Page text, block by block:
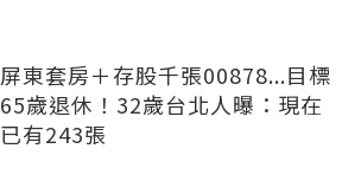
屏東套房＋存股千張00878...目標
65歲退休！32歲台北人曝：現在
已有243張